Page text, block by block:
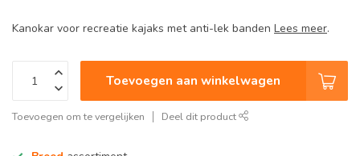
Kanokar voor recreatie kajaks met anti-lek banden Lees meer.
Toevoegen aan winkelwagen
Toevoegen om te vergelijken Deel dit product